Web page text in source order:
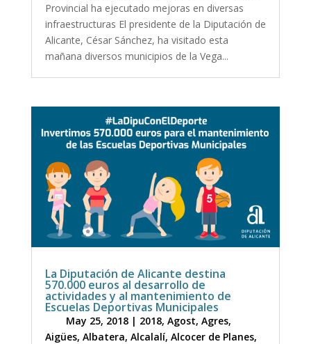
Provincial ha ejecutado mejoras en diversas
infraestructuras El presidente de la Diputación de
Alicante, César Sánchez, ha visitado esta
mañana diversos municipios de la Vega...
La Diputación de Alicante destina
570.000 euros al desarrollo de
actividades y al mantenimiento de
Escuelas Deportivas Municipales
May 25, 2018| 2018, Agost, Agres,
Aigües, Albatera, Alcalalí, Alcocer de Planes,